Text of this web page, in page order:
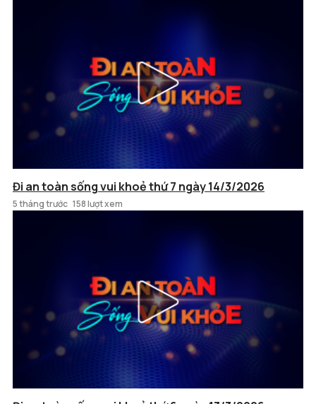
Đi an toàn sống vui khoẻ thứ 7 ngày 14/3/2026
5 tháng trước 158 lượt xem